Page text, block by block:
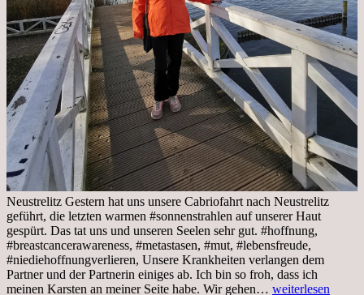
Neustrelitz Gestern hat uns unsere Cabriofahrt nach Neustrelitz
geführt, die letzten warmen #sonnenstrahlen auf unserer Haut
gespürt. Das tat uns und unseren Seelen sehr gut. #hoffnung,
#breastcancerawareness, #metastasen, #mut, #lebensfreude,
#niediehoffnungverlieren, Unsere Krankheiten verlangen dem
Partner und der Partnerin einiges ab. Ich bin so froh, dass ich
meinen Karsten an meiner Seite habe. Wir gehen… Sonnabend,
weiterlesen